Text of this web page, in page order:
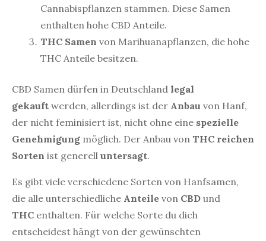
Cannabispflanzen stammen. Diese Samen
enthalten hohe CBD Anteile.
THC Samen von Marihuanapflanzen, die hohe
THC Anteile besitzen.
CBD Samen dürfen in Deutschland legal
gekauft werden, allerdings ist der Anbau von Hanf,
der nicht feminisiert ist, nicht ohne eine spezielle
Genehmigung möglich. Der Anbau von THC reichen
Sorten ist generell untersagt.
Es gibt viele verschiedene Sorten von Hanfsamen,
die alle unterschiedliche Anteile von CBD und
THC enthalten. Für welche Sorte du dich
entscheidest hängt von der gewünschten